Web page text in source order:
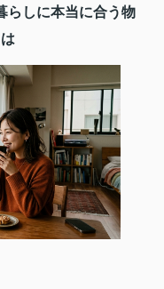
らしに本当に合う物